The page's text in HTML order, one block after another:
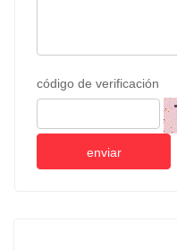
código de verificación
enviar